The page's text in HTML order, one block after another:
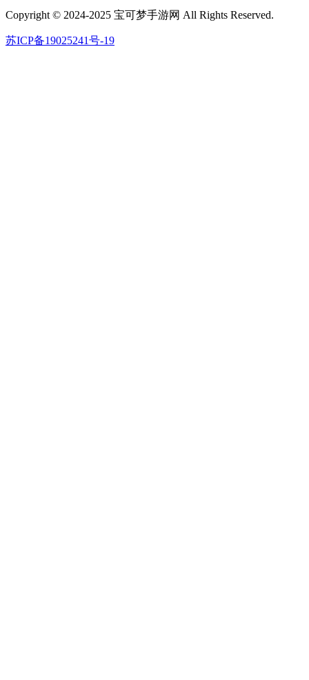
Copyright © 2024-2025 宝可梦手游网 All Rights Reserved.
苏ICP备19025241号-19